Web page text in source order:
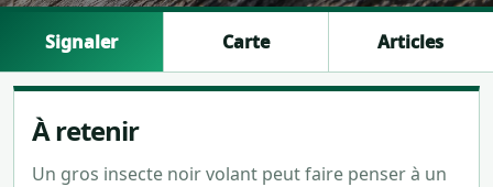
Signaler Carte Articles
À retenir
Un gros insecte noir volant peut faire penser à un